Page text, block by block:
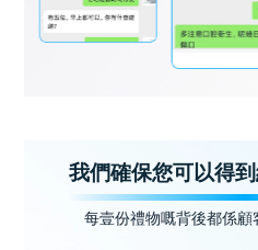
我們確保您可以得
每壹份禮物嘅背後都係